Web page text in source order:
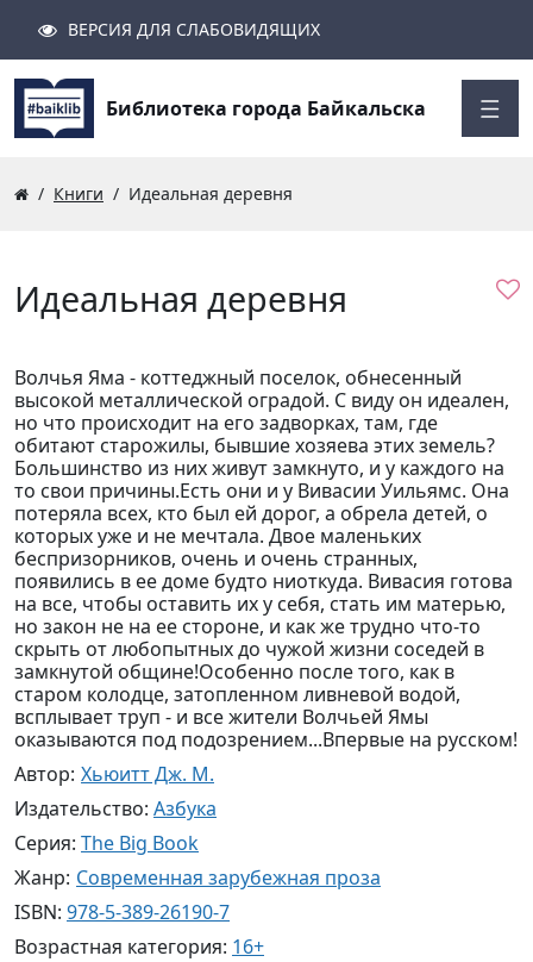
Идеальная деревня
Волчья Яма - коттеджный поселок, обнесенный
высокой металлической оградой. С виду он идеален,
но что происходит на его задворках, там, где
обитают старожилы, бывшие хозяева этих земель?
Большинство из них живут замкнуто, и у каждого на
то свои причины.Есть они и у Вивасии Уильямс. Она
потеряла всех, кто был ей дорог, а обрела детей, о
которых уже и не мечтала. Двое маленьких
беспризорников, очень и очень странных,
появились в ее доме будто ниоткуда. Вивасия готова
на все, чтобы оставить их у себя, стать им матерью,
но закон не на ее стороне, и как же трудно что-то
скрыть от любопытных до чужой жизни соседей в
замкнутой общине!Особенно после того, как в
старом колодце, затопленном ливневой водой,
всплывает труп - и все жители Волчьей Ямы
оказываются под подозрением...Впервые на русском!
Автор: Хьюитт Дж. М.
Издательство: Азбука
Серия: The Big Book
Жанр: Современная зарубежная проза
ISBN: 978-5-389-26190-7
Возрастная категория: 16+
Поиск
Найти
ВЕРСИЯ ДЛЯ СЛАБОВИДЯЩИХ
Библиотека города Байкальска
Книги Идеальная деревня